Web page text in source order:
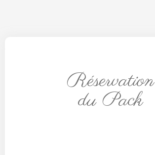
Réservation
du Pack